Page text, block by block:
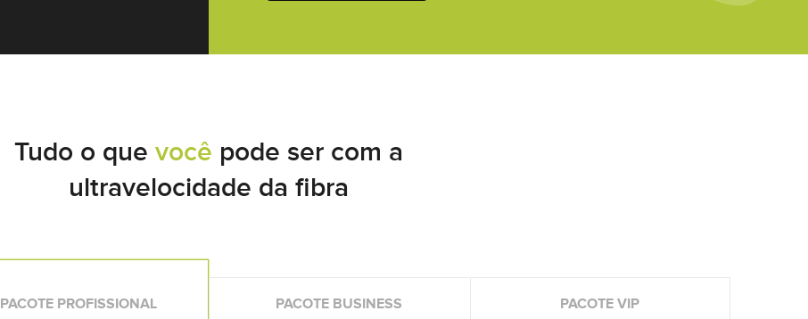
Tudo o que você pode ser com a
ultravelocidade da fibra
PACOTE PROFISSIONAL PACOTE BUSINESS PACOTE VIP